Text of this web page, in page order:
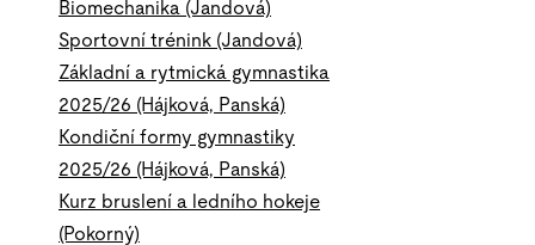
Biomechanika (Jandová)
Sportovní trénink (Jandová)
Základní a rytmická gymnastika
2025/26 (Hájková, Panská)
Kondiční formy gymnastiky
2025/26 (Hájková, Panská)
Kurz bruslení a ledního hokeje
(Pokorný)